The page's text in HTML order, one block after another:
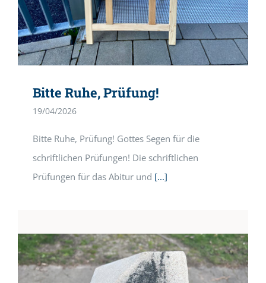
Bitte Ruhe, Prüfung!
19/04/2026
Bitte Ruhe, Prüfung! Gottes Segen für die
schriftlichen Prüfungen! Die schriftlichen
Prüfungen für das Abitur und [...]